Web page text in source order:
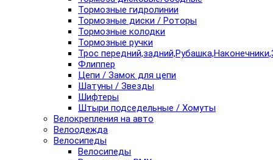
Тормозные гидролинии
Тормозные диски / Роторы
Тормозные колодки
Тормозные ручки
Трос
Флиппер
Цепи / Замок для цепи
Шатуны / Звезды
Шифтеры
Штыри подседельные / Хомуты
Велокрепления на авто
Велоодежда
Велосипеды
Велосипеды